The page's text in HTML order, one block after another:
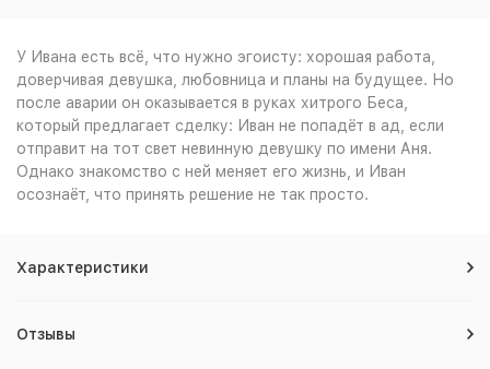
У Ивана есть всё, что нужно эгоисту: хорошая работа,
доверчивая девушка, любовница и планы на будущее. Но
после аварии он оказывается в руках хитрого Беса,
который предлагает сделку: Иван не попадёт в ад, если
отправит на тот свет невинную девушку по имени Аня.
Однако знакомство с ней меняет его жизнь, и Иван
осознаёт, что принять решение не так просто.
Характеристики
Отзывы